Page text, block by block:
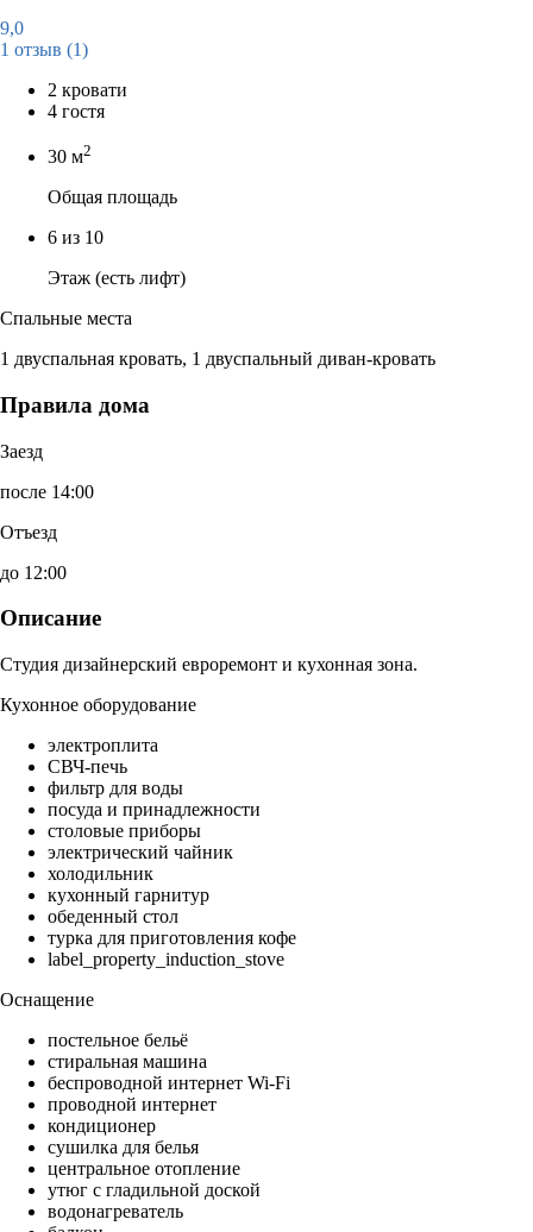
9,0
1 отзыв (1)
2 кровати
4 гостя
30 м2
Общая площадь
6 из 10
Этаж (есть лифт)
Спальные места
1 двуспальная кровать, 1 двуспальный диван-кровать
Правила дома
Заезд
после 14:00
Отъезд
до 12:00
Описание
Студия дизайнерский евроремонт и кухонная зона.
Кухонное оборудование
электроплита
СВЧ-печь
фильтр для воды
посуда и принадлежности
столовые приборы
электрический чайник
холодильник
кухонный гарнитур
обеденный стол
турка для приготовления кофе
label_property_induction_stove
Оснащение
постельное бельё
стиральная машина
беспроводной интернет Wi-Fi
проводной интернет
кондиционер
сушилка для белья
центральное отопление
утюг с гладильной доской
водонагреватель